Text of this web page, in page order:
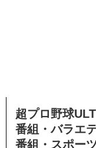
超プロ野球
番組・バラエ
番組・スポー